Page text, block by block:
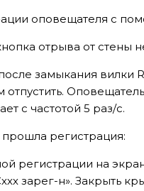
оповещателя с
отрыва от стены
замыкания вилки
отпустить.
с частотой 5 раз/с.
регистрация:
регистрации на
зарег-н». Закрыть